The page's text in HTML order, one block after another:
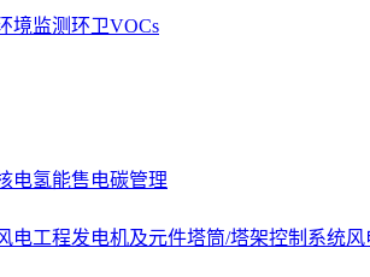
境监测环卫VOCs
电氢能售电碳管理
电工程发电机及元件塔筒/塔架控制系统风